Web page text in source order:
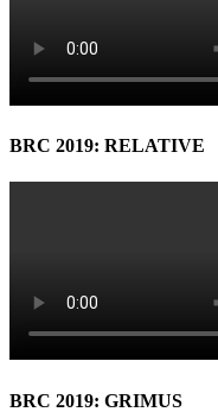
BRC 2019: RELATIVE
BRC 2019: GRIMUS